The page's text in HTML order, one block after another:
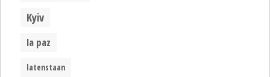
Kyiv
la paz
latenstaan